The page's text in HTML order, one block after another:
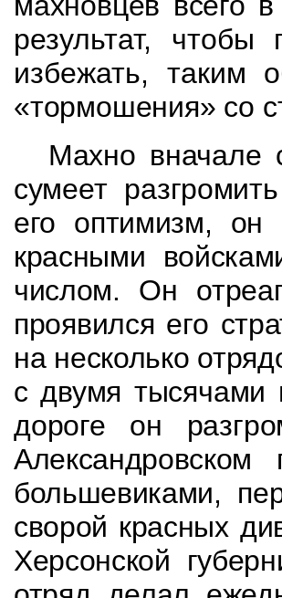
результат,
избежать, таким
«тормошения» со
Махно вначале
сумеет разгромить
его оптимизм,
красными
числом. Он
проявился его
на несколько
сдвумя тысячами
дороге он
большевиками,
сворой красных
Херсонской